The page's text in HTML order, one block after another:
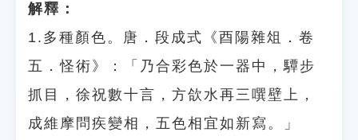
解釋：
1.多種顏色。唐．段成式《酉陽雜俎．卷
五．怪術》：「乃合彩色於一器中，驔步
抓目，徐祝數十言，方欱水再三噀壁上，
成維摩問疾變相，五色相宜如新寫。」